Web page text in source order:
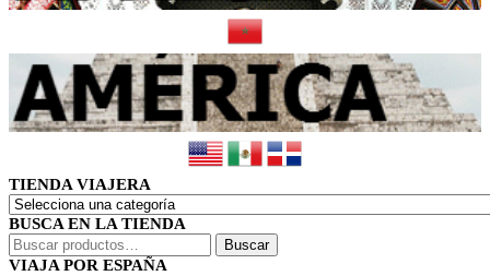
TIENDA VIAJERA
BUSCA EN LA TIENDA
Buscar
por:
Buscar
VIAJA POR ESPAÑA